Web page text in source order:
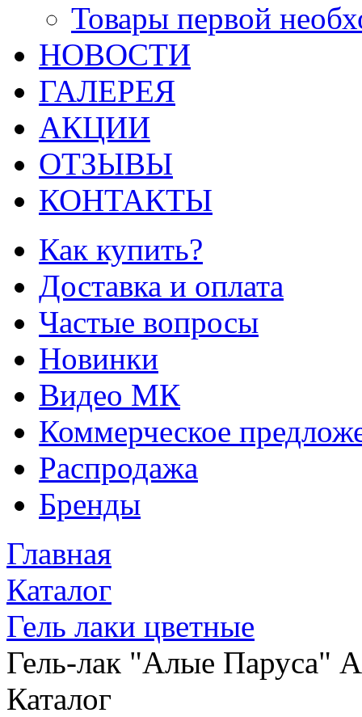
Товары первой
НОВОСТИ
ГАЛЕРЕЯ
АКЦИИ
ОТЗЫВЫ
КОНТАКТЫ
Как купить?
Доставка и оплата
Частые вопросы
Новинки
Видео МК
Коммерческое
Распродажа
Бренды
Главная
Каталог
Гель лаки цветные
Гель-лак "Алые Паруса"
Каталог